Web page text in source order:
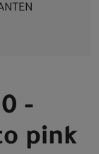
-
pink